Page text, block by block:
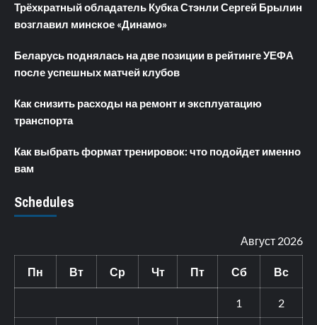
Трёхкратный обладатель Кубка Стэнли Сергей Брылин
возглавил минское «Динамо»
Беларусь поднялась на две позиции в рейтинге УЕФА
после успешных матчей клубов
Как снизить расходы на ремонт и эксплуатацию
транспорта
Как выбрать формат тренировок: что подойдет именно
вам
Schedules
Август 2026
Пн Вт Ср Чт Пт Сб Вс
1 2